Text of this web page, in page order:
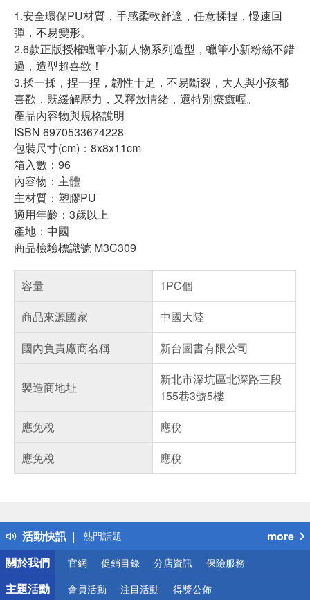
1.安全環保PU材質，手感柔軟舒適，任意揉捏，慢速回
彈，不易變形。
2.6款正版授權蠟筆小新人物系列造型，蠟筆小新粉絲不錯
過，造型超喜歡！
3.揉一揉，捏一捏，韌性十足，不易斷裂，大人與小孩都
喜歡，既緩解壓力，又釋放情緒，還特別療癒喔。
產品內容物與規格說明
ISBN 6970533674228
包裝尺寸(cm)：8x8x11cm
箱入數：96
內容物：主體
主材質：塑膠PU
適用年齡：3歲以上
產地：中國
商品檢驗標識號 M3C309
容量
1PC個
商品來源國家
中國大陸
國內負責廠商名稱
新台圖書有限公司
製造商地址
新北市深坑區北深路三段
155巷3號5樓
應免稅
應稅
應免稅
應稅
活動快訊
得獎公告
熱門話題
銀行優惠
偏遠地區配送
詐騙網頁！請小心！
more
關於我們
官網 促銷目錄 分店資訊 保險服務
主題活動 會員活動 注目活動 得獎公佈